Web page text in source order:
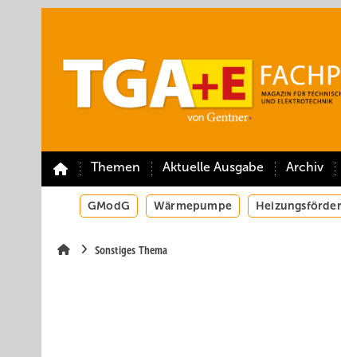
Themen Aktuelle Ausgabe Archiv
GModG Wärmepumpe
Sonstiges Thema